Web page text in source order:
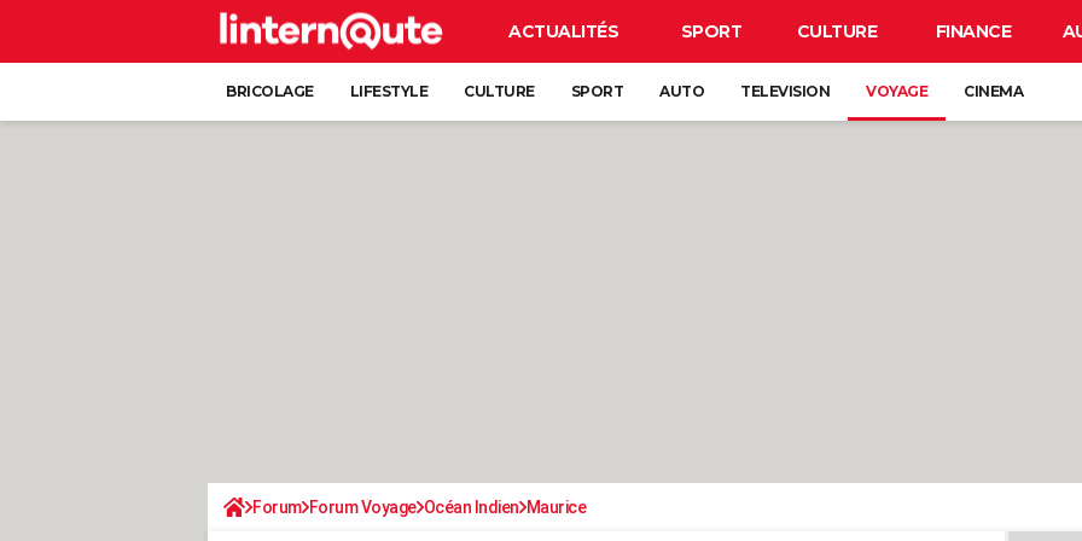
ACTUALITÉS SPORT CULTURE FINANCE
BRICOLAGE LIFESTYLE CULTURE SPORT AUTO TELEVISION VOYAGE CINEMA
Forum Forum Voyage Océan Indien Maurice